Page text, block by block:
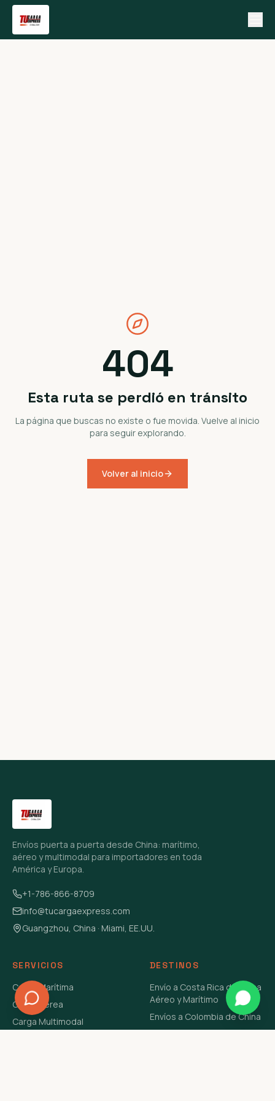
404
Esta ruta se perdió en tránsito
La página que buscas no existe o fue movida. Vuelve al inicio
para seguir explorando.
Volver al inicio
Envíos puerta a puerta desde China: marítimo,
aéreo y multimodal para importadores en toda
América y Europa.
+1-786-866-8709
info@tucargaexpress.com
Guangzhou, China · Miami, EE.UU.
SERVICIOS
Carga Marítima
Carga Aérea
Carga Multimodal
DESTINOS
Envío a Costa Rica de China
Aéreo y Marítimo
Envíos a Colombia de China